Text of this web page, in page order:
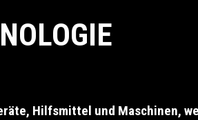
Hilfsmittel und Maschinen,